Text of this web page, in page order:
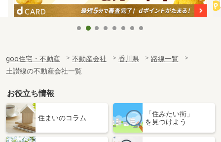
goo住宅・不動産 不動産会社 香川県
路線一覧
土讃線の不動産会社一覧
お役立ち情報
住まいのコラム
「住みたい街」
を見つけよう